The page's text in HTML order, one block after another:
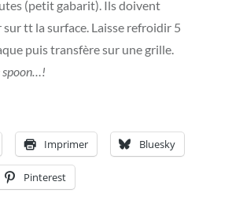
(petit gabarit). Ils doivent
tt la surface. Laisse refroidir 5
puis transfère sur une grille.
spoon…!
Imprimer Bluesky
Pinterest